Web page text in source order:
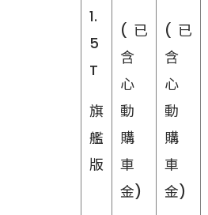
1.
5
T
旗
艦
版
(已
含
心
動
購
車
金)
(已
含
心
動
購
車
金)